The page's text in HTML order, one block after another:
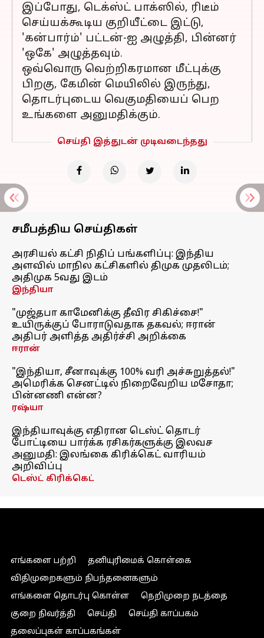
இப்போது, டெக்ஸ்ட் பாக்ஸில், ரிடீம்
செய்யக்கூடிய குறியீட்டை இட்டு,
'கன்பார்ம்' பட்டன்-ஐ அழுத்தி, பின்னர்
'ஒகே' அழுத்தவும்.
ஒவ்வொரு வெற்றிகரமான மீட்புக்கு
பிறகு, கேமின் மெயிலில் இருந்து,
தொடர்புடைய வெகுமதியைப் பெற
உங்களை அனுமதிக்கும்.
செய்தி இத்துடன் முடிவடைந்தது
சமீபத்திய செய்திகள்
அரசியல் கட்சி நிதிப் பங்களிப்பு: இந்திய
அளவில் மாநில கட்சிகளில் திமுக முதலிடம்;
அதிமுக 5வது இடம்
இந்தியா
"முஜ்தபா காமேனிக்கு தீவிர சிகிச்சை!"
உயிருக்குப் போராடுவதாக தகவல்; ஈரான்
அதிபர் அளித்த அதிர்ச்சி அறிக்கை
ஈரான்
"இந்தியா, சீனாவுக்கு 100% வரி அச்சுறுத்தல்!"
அமெரிக்க செனட்டில் நிறைவேறிய மசோதா;
பின்னணி என்ன?
ரஷ்யா
இந்தியாவுக்கு எதிரான டெஸ்ட் தொடர்
போட்டியை பார்க்க ரசிகர்களுக்கு இலவச
அனுமதி: இலங்கை கிரிக்கெட் வாரியம்
அறிவிப்பு
டெஸ்ட் கிரிக்கெட்
எங்களை பற்றி
தனியுரிமைக் கொள்கை
விதிமுறைகளும் நிபந்தனைகளும்
எங்களை தொடர்பு கொள்ள
நெறிமுறை நடத்தை
குறை நிவர்த்தி
செய்தி
செய்தி காப்பகம்
தலைப்புகள் காப்பகங்கள்